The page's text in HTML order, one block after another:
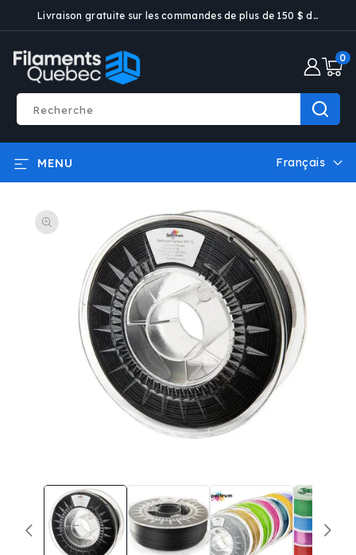
ET PASSER
CONTENU
Livraison gratuite sur les commandes de plus de 150 $ dans certaines villes
Recherche
0
0
MENU
L
a
u
e
Français
INFORMATIONS
PRODUITS
fenêtre
modale